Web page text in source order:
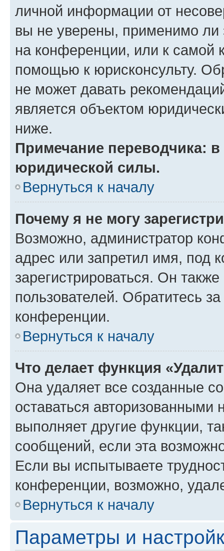
личной информации от
вы не уверены, применимо ли
на конференции, или к самой
помощью к юрисконсульту.
не может давать
является объектом
ниже.
Примечание переводчика:
юридической силы.
Вернуться к началу
Почему я не могу
Возможно, администратор
адрес или запретил имя, под
зарегистрироваться. Он
пользователей. Обратитесь
конференции.
Вернуться к началу
Что делает функция
Она удаляет все созданные
оставаться авторизованными
выполняет другие функции,
сообщений, если эта
Если вы испытываете
конференции, возможно,
Вернуться к началу
Параметры и